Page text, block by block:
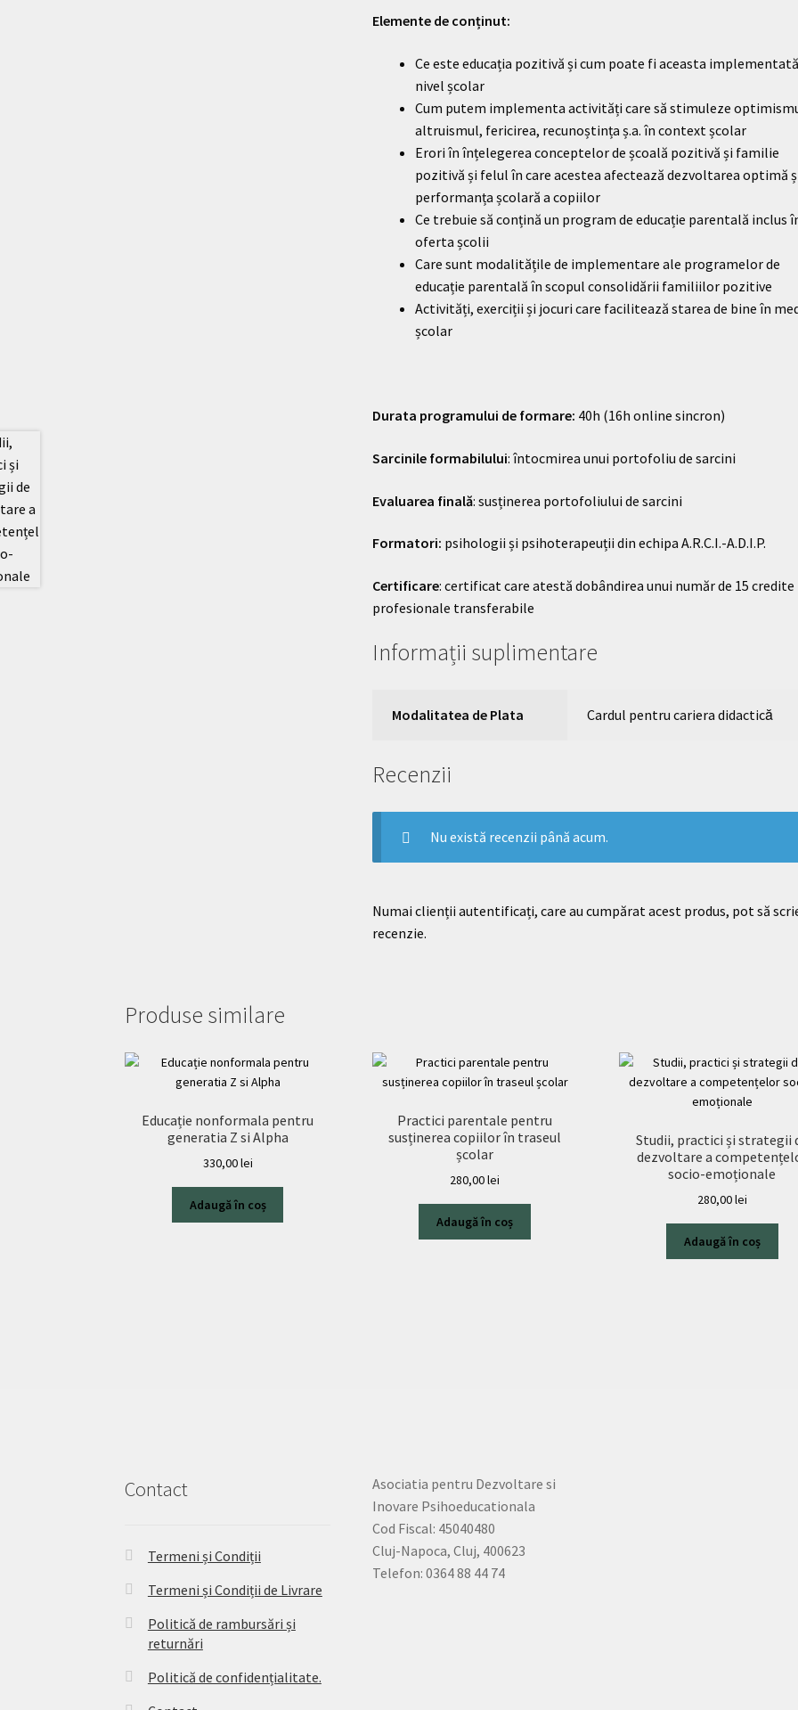
Elemente de conținut:
Ce este educația pozitivă și cum poate fi aceasta
nivel școlar
Cum putem implementa activități care să stimuleze
altruismul, fericirea, recunoștința ș.a. în context școlar
Erori în înțelegerea conceptelor de școală pozitivă și familie
pozitivă și felul în care acestea afectează dezvoltarea optimă
performanța școlară a copiilor
Ce trebuie să conțină un program de educație parentală inclus
oferta școlii
Care sunt modalitățile de implementare ale programelor de
educație parentală în scopul consolidării familiilor pozitive
Activități, exerciții și jocuri care facilitează starea de bine în
școlar
Durata programului de formare: 40h (16h online sincron)
Sarcinile formabilului: întocmirea unui portofoliu de sarcini
Evaluarea finală: susținerea portofoliului de sarcini
Formatori: psihologii și psihoterapeuții din echipa A.R.C.I.-A.D.I.P.
Certificare: certificat care atestă dobândirea unui număr de 15 credite
profesionale transferabile
Informații suplimentare
Modalitatea de Plata Cardul pentru cariera didactică
Recenzii
Nu există recenzii până acum.
Numai clienții autentificați, care au cumpărat acest produs, pot să
recenzie.
Produse similare
Educație nonformala pentru
generatia Z si Alpha
330,00lei
Adaugă în coș
Practici parentale pentru
susținerea copiilor în traseul
școlar
280,00lei
Adaugă în coș
Studii, practici și strategii
dezvoltare a
socio-emoționale
280,00lei
Adaugă în coș
Contact
Termeni și Condiții
Termeni și Condiții de Livrare
Politică de rambursări și
returnări
Politică de confidențialitate.
Asociatia pentru Dezvoltare si
Inovare Psihoeducationala
Cod Fiscal: 45040480
Cluj-Napoca, Cluj, 400623
Telefon: 0364 88 44 74